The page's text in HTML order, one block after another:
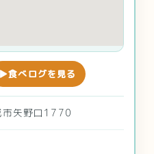
▶食べログを見る
市矢野口1770